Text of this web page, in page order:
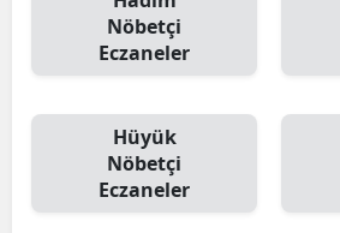
Nöbetçi
Eczaneler
Hüyük
Nöbetçi
Eczaneler